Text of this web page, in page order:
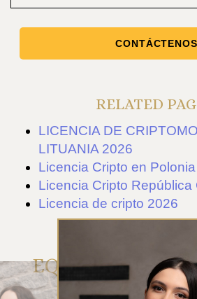
CONTÁCTENOS
RELATED
LICENCIA DE
LITUANIA 2026
Licencia Cripto en
Licencia Cripto República
Licencia de cripto 2026
EQUIPO DE
CLIENTE DE